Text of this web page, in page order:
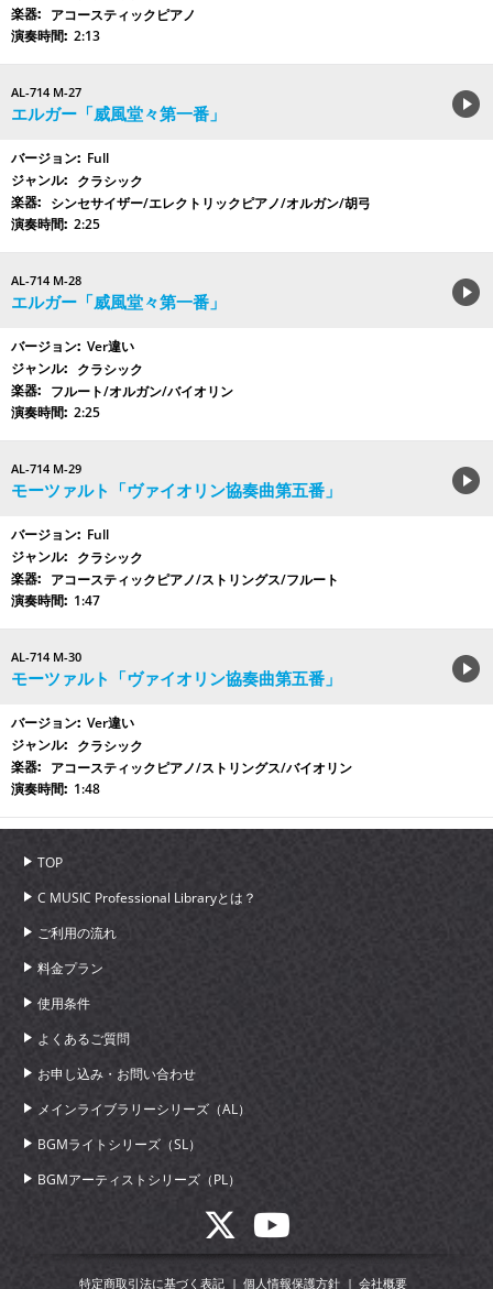
アコースティックピアノ
2:13
AL-714 M-27
エルガー「威風堂々第一番」
Full
クラシック
シンセサイザー/エレクトリックピアノ/オルガン/胡弓
2:25
AL-714 M-28
エルガー「威風堂々第一番」
Ver違い
クラシック
フルート/オルガン/バイオリン
2:25
AL-714 M-29
モーツァルト「ヴァイオリン協奏曲第五番」
Full
クラシック
アコースティックピアノ/ストリングス/フルート
1:47
AL-714 M-30
モーツァルト「ヴァイオリン協奏曲第五番」
Ver違い
クラシック
アコースティックピアノ/ストリングス/バイオリン
1:48
TOP
C MUSIC Professional Libraryとは？
ご利用の流れ
料金プラン
使用条件
よくあるご質問
お申し込み・お問い合わせ
メインライブラリーシリーズ（AL）
BGMライトシリーズ（SL）
BGMアーティストシリーズ（PL）
特定商取引法に基づく表記 個人情報保護方針 会社概要